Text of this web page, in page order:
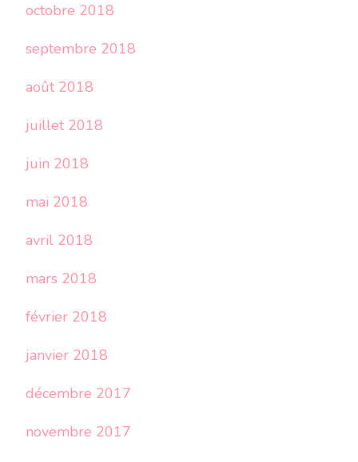
octobre 2018
septembre 2018
août 2018
juillet 2018
juin 2018
mai 2018
avril 2018
mars 2018
février 2018
janvier 2018
décembre 2017
novembre 2017